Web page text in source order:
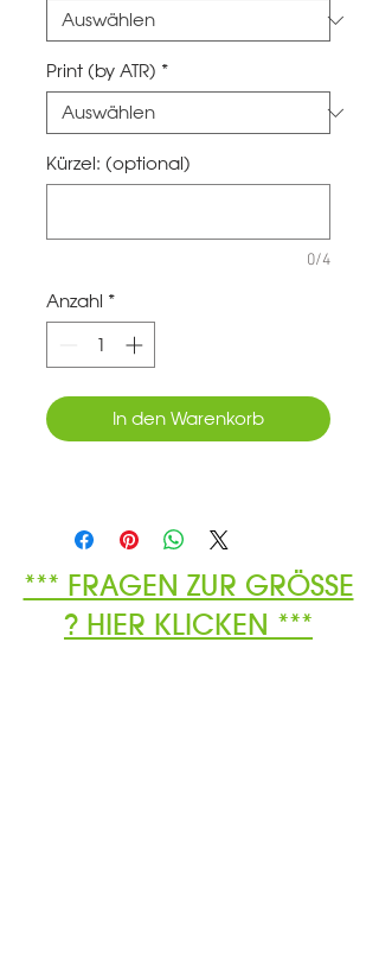
Print (by ATR) *
Kürzel: (optional)
0/4
Anzahl *
In den Warenkorb
*** FRAGEN ZUR GRÖSSE
? HIER KLICKEN ***